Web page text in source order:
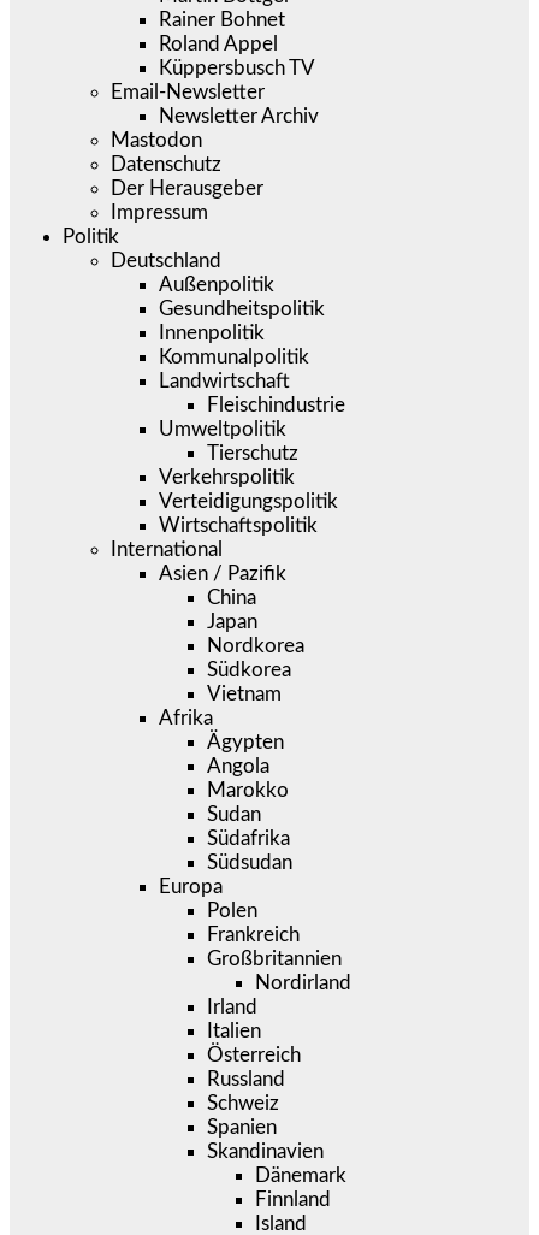
Rainer Bohnet
Roland Appel
Küppersbusch TV
Email-Newsletter
Newsletter Archiv
Mastodon
Datenschutz
Der Herausgeber
Impressum
Politik
Deutschland
Außenpolitik
Gesundheitspolitik
Innenpolitik
Kommunalpolitik
Landwirtschaft
Fleischindustrie
Umweltpolitik
Tierschutz
Verkehrspolitik
Verteidigungspolitik
Wirtschaftspolitik
International
Asien / Pazifik
China
Japan
Nordkorea
Südkorea
Vietnam
Afrika
Ägypten
Angola
Marokko
Sudan
Südafrika
Südsudan
Europa
Polen
Frankreich
Großbritannien
Nordirland
Irland
Italien
Österreich
Russland
Schweiz
Spanien
Skandinavien
Dänemark
Finnland
Island